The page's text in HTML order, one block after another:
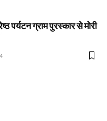
पर्यटन ग्राम पुरस्कार से मोरी